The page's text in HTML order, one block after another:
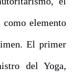
elemento
El primer
del Yoga,